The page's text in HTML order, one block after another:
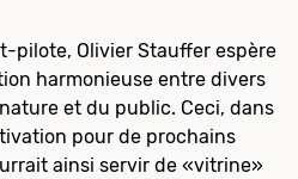
pilote, Olivier Stauffer espère
harmonieuse entre divers
et du public. Ceci, dans
pour de prochains
ainsi servir de «vitrine»